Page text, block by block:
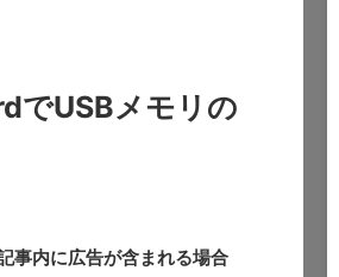
でUSBメモリの
事内に広告が含まれる場合